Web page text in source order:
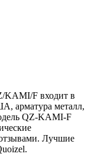
KAMI/F входит в
арматура металл,
QZ-KAMI-F
Лучшие